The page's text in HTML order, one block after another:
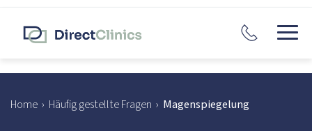
Home › Häufig gestellte Fragen › Magenspiegelung